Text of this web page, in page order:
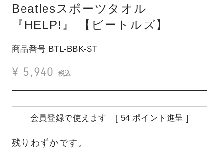
Beatlesスポーツタオル
『HELP!』 【ビートルズ】
商品番号 BTL-BBK-ST
¥ 5,940 税込
会員登録で使えます [ 54 ポイント進呈 ]
残りわずかです。